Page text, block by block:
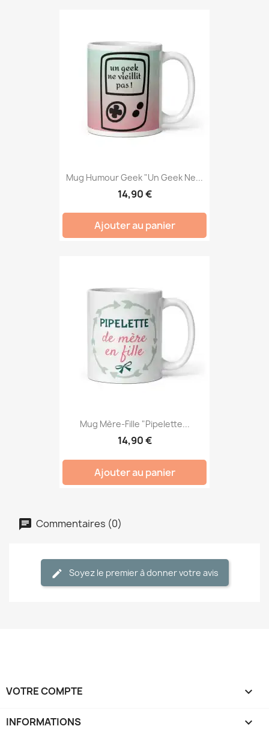
Mug Humour Geek "Un Geek Ne...
14,90 €
Ajouter au panier
Mug Mère-Fille "Pipelette...
14,90 €
Ajouter au panier
Commentaires (0)
Soyez le premier à donner votre avis
VOTRE COMPTE 
INFORMATIONS keyboard_arrow_down